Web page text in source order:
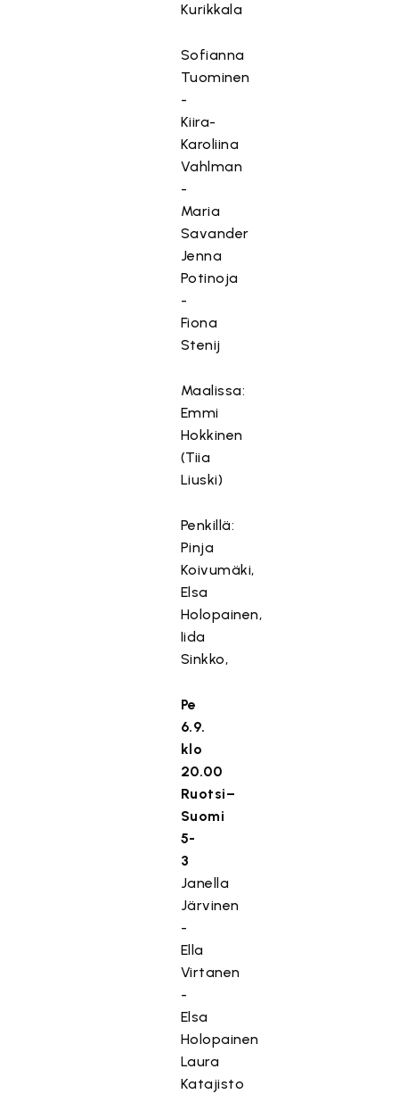
Kurikkala
Sofianna
Tuominen
-
Kiira-
Karoliina
Vahlman
-
Maria
Savander
Jenna
Potinoja
-
Fiona
Stenij
Maalissa:
Emmi
Hokkinen
(Tiia
Liuski)
Penkillä:
Pinja
Koivumäki,
Elsa
Holopainen,
Iida
Sinkko,
Pe
6.9.
klo
20.00
Ruotsi–
Suomi
5-
3
Janella
Järvinen
-
Ella
Virtanen
-
Elsa
Holopainen
Laura
Katajisto